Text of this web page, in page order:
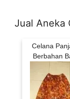
Jual Aneka
Celana
Berbahan